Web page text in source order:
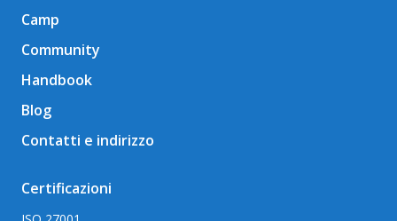
Camp
Community
Handbook
Blog
Contatti e indirizzo
Certificazioni